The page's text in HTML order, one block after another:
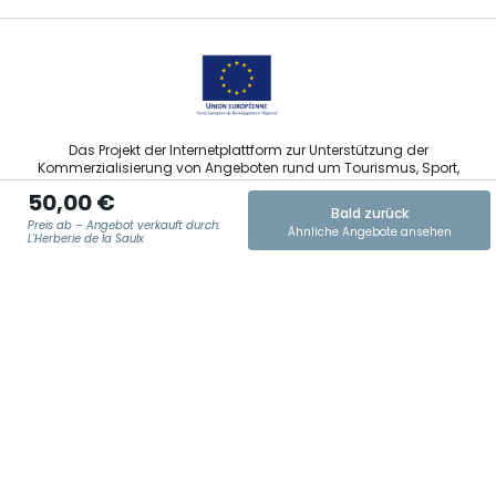
50,00 €
Preis ab – Angebot verkauft durch:
L'Herberie de la Saulx
Bald zurück
Ähnliche Angebote ansehen
Das Projekt der Internetplattform zur Unterstützung der
Kommerzialisierung von Angeboten rund um Tourismus, Sport,
Kultur und Weintourismus in der Region Grand Est wurde im
Rahmen der Maßnahmen der Europäischen Union zur
Abfederung der COVID-19-Pandemie vom Europäischen Fonds
für regionale Entwicklung (EFRE) finanziert.